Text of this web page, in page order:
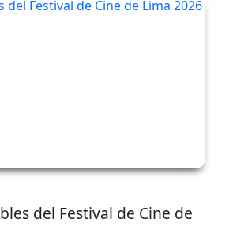
del Festival de Cine de